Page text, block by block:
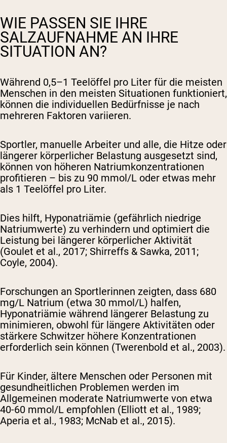
WIE PASSEN SIE IHRE
SALZAUFNAHME AN IHRE
SITUATION AN?
Während 0,5–1 Teelöffel pro Liter für die meisten
Menschen in den meisten Situationen funktioniert,
können die individuellen Bedürfnisse je nach
mehreren Faktoren variieren.
Sportler, manuelle Arbeiter und alle, die Hitze oder
längerer körperlicher Belastung ausgesetzt sind,
können von höheren Natriumkonzentrationen
profitieren – bis zu 90 mmol/L oder etwas mehr
als 1 Teelöffel pro Liter.
Dies hilft, Hyponatriämie (gefährlich niedrige
Natriumwerte) zu verhindern und optimiert die
Leistung bei längerer körperlicher Aktivität
(Goulet et al., 2017; Shirreffs & Sawka, 2011;
Coyle, 2004).
Forschungen an Sportlerinnen zeigten, dass 680
mg/L Natrium (etwa 30 mmol/L) halfen,
Hyponatriämie während längerer Belastung zu
minimieren, obwohl für längere Aktivitäten oder
stärkere Schwitzer höhere Konzentrationen
erforderlich sein können (Twerenbold et al., 2003).
Für Kinder, ältere Menschen oder Personen mit
gesundheitlichen Problemen werden im
Allgemeinen moderate Natriumwerte von etwa
40-60 mmol/L empfohlen (Elliott et al., 1989;
Aperia et al., 1983; McNab et al., 2015).